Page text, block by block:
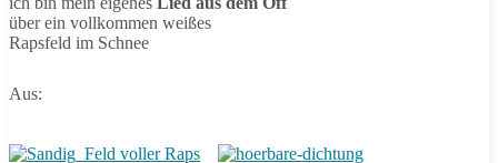
über ein vollkommen weißes
Rapsfeld im Schnee
Aus: